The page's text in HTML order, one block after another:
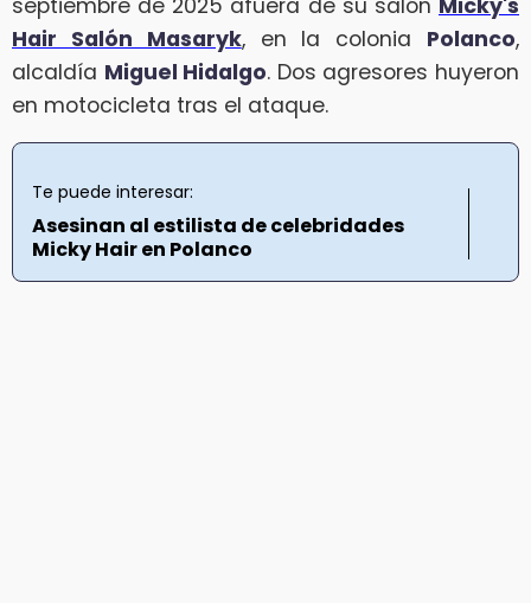
Hair Salón Masaryk, en la colonia Polanco,
alcaldía Miguel Hidalgo. Dos agresores huyeron
en motocicleta tras el ataque.
Te puede interesar:
Asesinan al estilista de celebridades
Micky Hair en Polanco